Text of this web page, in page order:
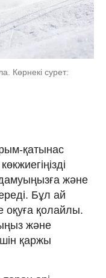
Көрнекі сурет:
қатынас
және
Бұл ай
оқуға қолайлы.
және
қаржы